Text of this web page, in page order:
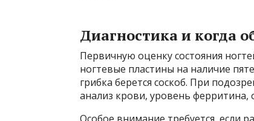
Диагностика и когда
Первичную оценку состояния
ногтевые пластины на наличие
грибка берется соскоб. При
анализ крови, уровень